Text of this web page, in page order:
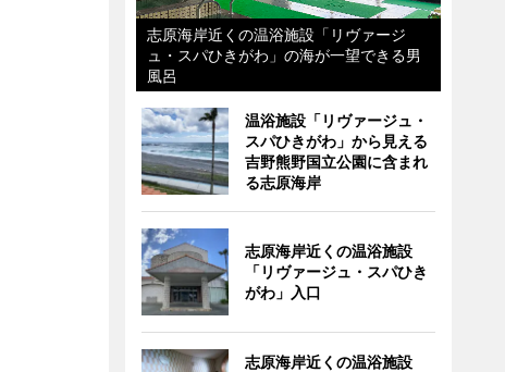
志原海岸近くの温浴施設「リヴァージ
ュ・スパひきがわ」の海が一望できる男
風呂
温浴施設「リヴァージュ・
スパひきがわ」から見える
吉野熊野国立公園に含まれ
る志原海岸
志原海岸近くの温浴施設
「リヴァージュ・スパひき
がわ」入口
志原海岸近くの温浴施設